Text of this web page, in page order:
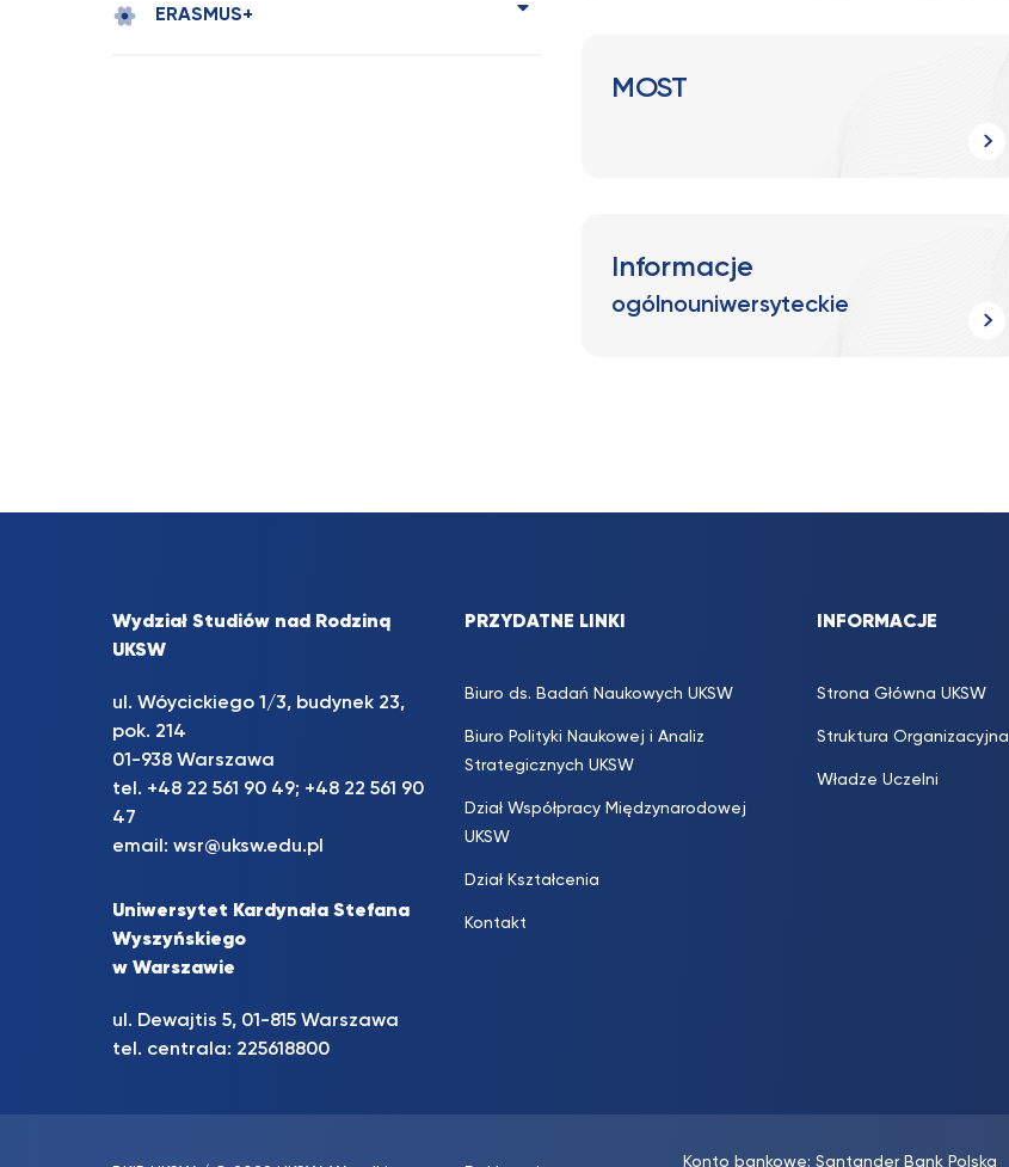
ERASMUS+
MOST
Informacje
ogólnouniwersyteckie
Wydział Studiów nad Rodziną
UKSW
ul. Wóycickiego 1/3, budynek 23,
pok. 214
01-938 Warszawa
tel. +48 22 561 90 49; +48 22 561 90
47
email: wsr@uksw.edu.pl
Uniwersytet Kardynała Stefana
Wyszyńskiego
w Warszawie
ul. Dewajtis 5, 01-815 Warszawa
tel. centrala: 225618800
PRZYDATNE LINKI
Biuro ds. Badań Naukowych UKSW
Biuro Polityki Naukowej i Analiz
Strategicznych UKSW
Dział Współpracy Międzynarodowej
UKSW
Dział Kształcenia
Kontakt
INFORMACJE
Strona Główna UKSW
Struktura Organizacyjna
Władze Uczelni
Konto bankowe: Santander Bank Polska